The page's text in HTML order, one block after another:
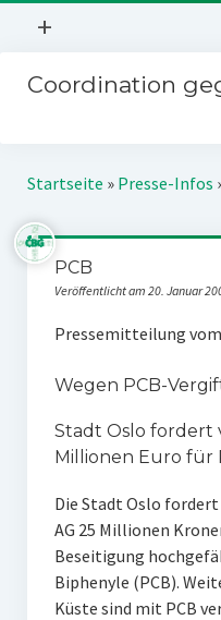
Menü
+
Mitmachen
Kontakt
Impressum
Störfälle
Coordination
Kampagnen
BAYER-Hauptversammlungen
Stichwort BAYER
Startseite » Presse-Infos
PCB
Veröffentlicht am 20. Januar
Pressemitteilung vom
Wegen PCB-
Stadt Oslo fordert
Millionen Euro für
Die Stadt Oslo fordert
AG 25 Millionen
Beseitigung
Biphenyle (PCB).
Küste sind mit PCB